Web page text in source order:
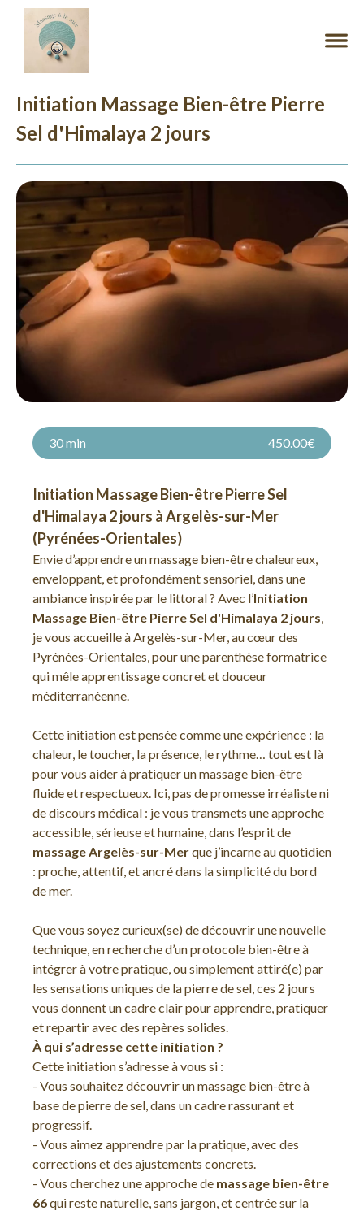
Initiation Massage Bien-être Pierre
Sel d'Himalaya 2 jours
30 min 450.00€
Initiation Massage Bien-être Pierre Sel
d'Himalaya 2 jours à Argelès-sur-Mer
(Pyrénées-Orientales)
Envie d’apprendre un massage bien-être chaleureux,
enveloppant, et profondément sensoriel, dans une
ambiance inspirée par le littoral ? Avec l’Initiation
Massage Bien-être Pierre Sel d'Himalaya 2 jours,
je vous accueille à Argelès-sur-Mer, au cœur des
Pyrénées-Orientales, pour une parenthèse formatrice
qui mêle apprentissage concret et douceur
méditerranéenne.
Cette initiation est pensée comme une expérience : la
chaleur, le toucher, la présence, le rythme… tout est là
pour vous aider à pratiquer un massage bien-être
fluide et respectueux. Ici, pas de promesse irréaliste ni
de discours médical : je vous transmets une approche
accessible, sérieuse et humaine, dans l’esprit de
massage Argelès-sur-Merque j’incarne au quotidien
: proche, attentif, et ancré dans la simplicité du bord
de mer.
Que vous soyez curieux(se) de découvrir une nouvelle
technique, en recherche d’un protocole bien-être à
intégrer à votre pratique, ou simplement attiré(e) par
les sensations uniques de la pierre de sel, ces 2 jours
vous donnent un cadre clair pour apprendre, pratiquer
et repartir avec des repères solides.
À qui s’adresse cette initiation ?
Cette initiation s’adresse à vous si :
- Vous souhaitez découvrir un massage bien-être à
base de pierre de sel, dans un cadre rassurant et
progressif.
- Vous aimez apprendre par la pratique, avec des
corrections et des ajustements concrets.
- Vous cherchez une approche de massage bien-être
66qui reste naturelle, sans jargon, et centrée sur la